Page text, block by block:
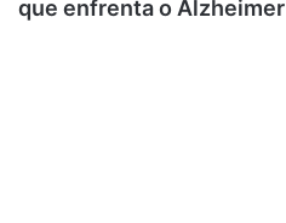
que enfrenta o Alzheimer